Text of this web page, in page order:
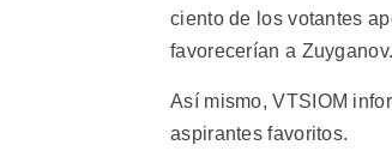
ciento de los votantes
favorecerían a Zuyganov.
Así mismo, VTSIOM
aspirantes favoritos.